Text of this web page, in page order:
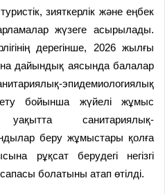
зияткерлік және еңбек
жүзеге асырылады.
дерегінше, 2026 жылғы
дайындық аясында балалар
эпидемиологиялық
ету бойынша жүйелі жұмыс
уақытта санитариялық-
беру жұмыстары қолға
рұқсат берудегі негізгі
болатыны атап өтілді.